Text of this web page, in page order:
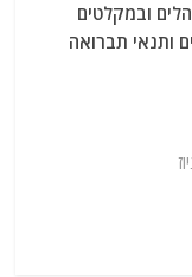
ובמקלטים
ותנאי תברואה